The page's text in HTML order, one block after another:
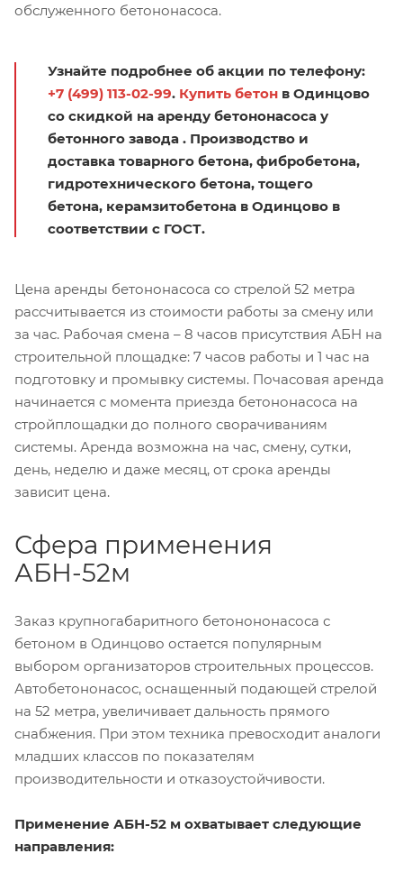
обслуженного бетононасоса.
Узнайте подробнее об акции по телефону:
+7 (499) 113-02-99. Купить бетон в Одинцово
со скидкой на аренду бетононасоса у
бетонного завода . Производство и
доставка товарного бетона, фибробетона,
гидротехнического бетона, тощего
бетона, керамзитобетона в Одинцово в
соответствии с ГОСТ.
Цена аренды бетононасоса со стрелой 52 метра
рассчитывается из стоимости работы за смену или
за час. Рабочая смена – 8 часов присутствия АБН на
строительной площадке: 7 часов работы и 1 час на
подготовку и промывку системы. Почасовая аренда
начинается с момента приезда бетононасоса на
стройплощадки до полного сворачиваниям
системы. Аренда возможна на час, смену, сутки,
день, неделю и даже месяц, от срока аренды
зависит цена.
Сфера применения
АБН-52м
Заказ крупногабаритного бетонононасоса с
бетоном в Одинцово остается популярным
выбором организаторов строительных процессов.
Автобетононасос, оснащенный подающей стрелой
на 52 метра, увеличивает дальность прямого
снабжения. При этом техника превосходит аналоги
младших классов по показателям
производительности и отказоустойчивости.
Применение АБН-52 м охватывает следующие
направления: